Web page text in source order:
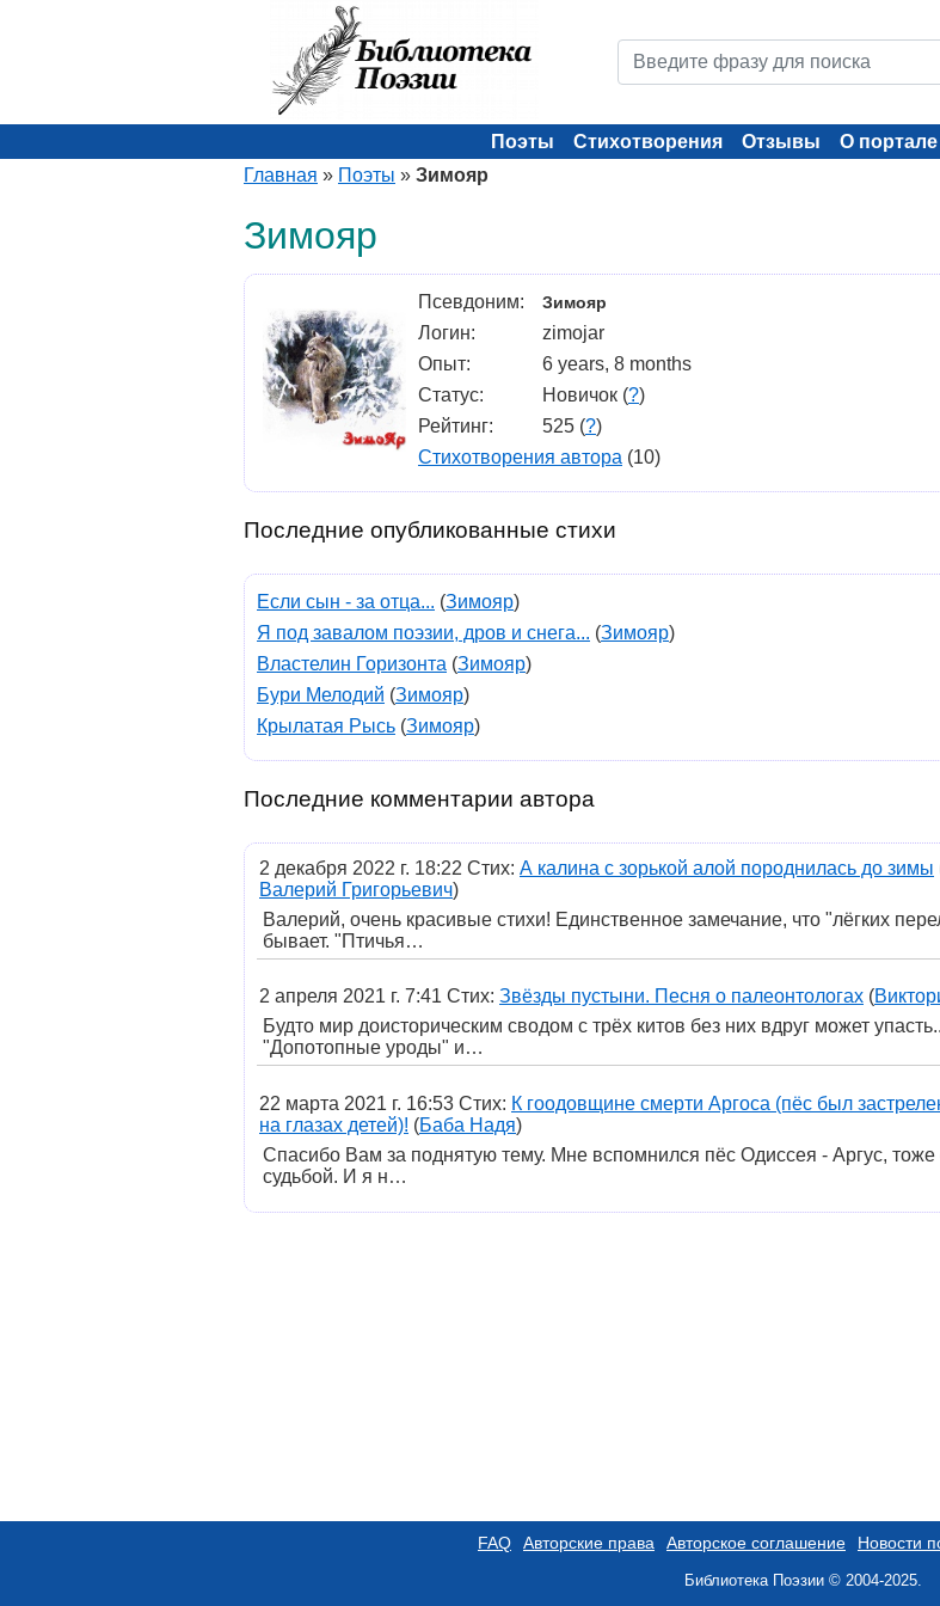
Поэты Стихотворения Отзывы О портале
Главная » Поэты » Зимояр
Зимояр
Псевдоним: Зимояр
Логин:
zimojar
Опыт:
6 years, 8 months
Статус:
Новичок (?)
Рейтинг:
525 (?)
Стихотворения автора (10)
Последние опубликованные стихи
Если сын - за отца... (Зимояр)
Я под завалом поэзии, дров и снега... (Зимояр)
Властелин Горизонта (Зимояр)
Бури Мелодий (Зимояр)
Крылатая Рысь (Зимояр)
Последние комментарии автора
2 декабря 2022 г. 18:22 Стих: А калина с зорькой алой породнилась до зимы
Валерий Григорьевич)
Валерий, очень красивые стихи! Единственное замечание, что "лёгких
бывает. "Птичья…
2 апреля 2021 г. 7:41 Стих: Звёзды пустыни. Песня о палеонтологах (
Будто мир доисторическим сводом с трёх китов без них вдруг может
"Допотопные уроды" и…
22 марта 2021 г. 16:53 Стих: К гоодовщине смерти Аргоса (пёс был
на глазах детей)! (Баба Надя)
Спасибо Вам за поднятую тему. Мне вспомнился пёс Одиссея - Аргус, тоже
судьбой. И я н…
FAQ Авторские права Авторское соглашение Новости
Библиотека Поэзии © 2004-2025.